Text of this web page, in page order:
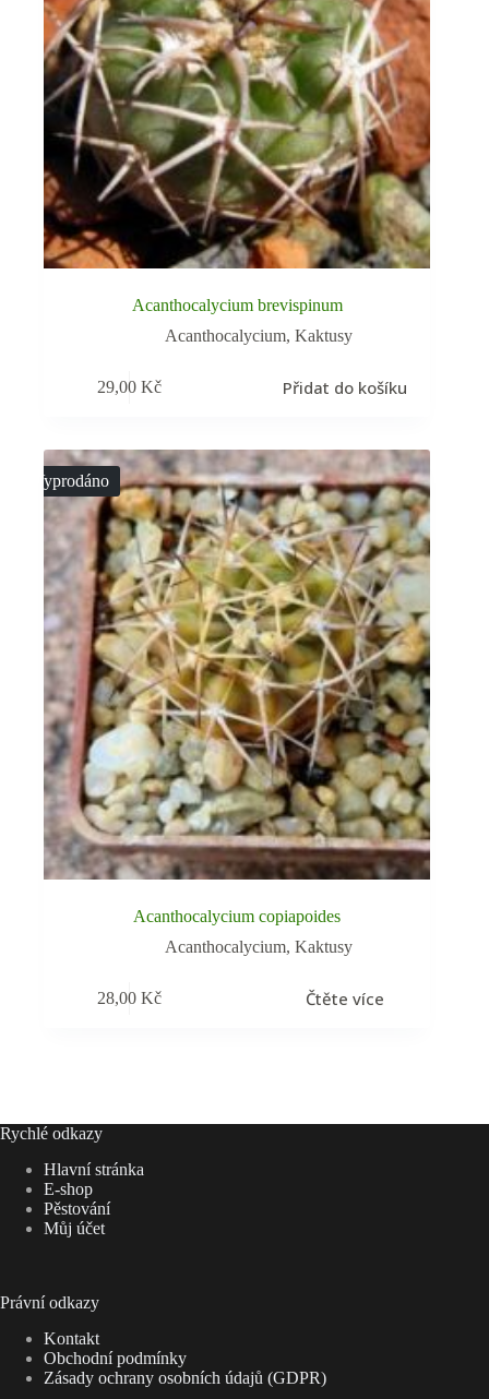
Acanthocalycium brevispinum
Acanthocalycium,Kaktusy
29,00Kč Přidat do košíku
Vyprodáno
Acanthocalycium copiapoides
Acanthocalycium,Kaktusy
28,00Kč Čtěte více
Rychlé odkazy
Hlavní stránka
E-shop
Pěstování
Můj účet
Právní odkazy
Kontakt
Obchodní podmínky
Zásady ochrany osobních údajů (GDPR)